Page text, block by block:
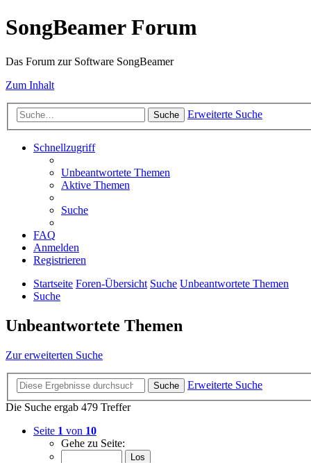
SongBeamer Forum
Das Forum zur Software SongBeamer
Zum Inhalt
Suche Erweiterte Suche
Schnellzugriff
Unbeantwortete Themen
Aktive Themen
Suche
FAQ
Anmelden
Registrieren
Startseite Foren-Übersicht Suche Unbeantwortete Themen
Suche
Unbeantwortete Themen
Zur erweiterten Suche
Suche
Erweiterte Suche
Die Suche ergab 479 Treffer
Seite 1 von 10
Gehe zu Seite: